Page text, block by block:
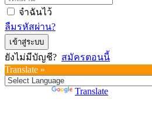
จำฉันไว้
ลืมรหัสผ่าน?
เข้าสู่ระบบ
ยังไม่มีบัญชี? สมัครตอนนี้
Translate »
Translate